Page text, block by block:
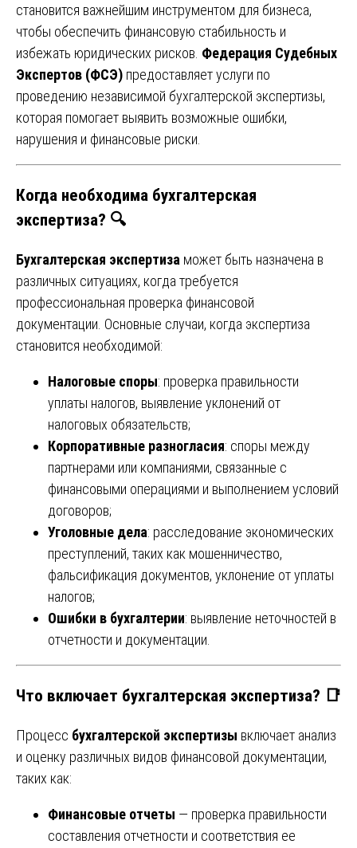
становится важнейшим инструментом для бизнеса,
чтобы обеспечить финансовую стабильность и
избежать юридических рисков. Федерация Судебных
Экспертов (ФСЭ) предоставляет услуги по
проведению независимой бухгалтерской экспертизы,
которая помогает выявить возможные ошибки,
нарушения и финансовые риски.
Когда необходима бухгалтерская
экспертиза? 🔍
Бухгалтерская экспертиза может быть назначена в
различных ситуациях, когда требуется
профессиональная проверка финансовой
документации. Основные случаи, когда экспертиза
становится необходимой:
Налоговые споры: проверка правильности
уплаты налогов, выявление уклонений от
налоговых обязательств;
Корпоративные разногласия: споры между
партнерами или компаниями, связанные с
финансовыми операциями и выполнением условий
договоров;
Уголовные дела: расследование экономических
преступлений, таких как мошенничество,
фальсификация документов, уклонение от уплаты
налогов;
Ошибки в бухгалтерии: выявление неточностей в
отчетности и документации.
Что включает бухгалтерская экспертиза? 📑
Процесс бухгалтерской экспертизы включает анализ
и оценку различных видов финансовой документации,
таких как:
Финансовые отчеты — проверка правильности
составления отчетности и соответствия ее